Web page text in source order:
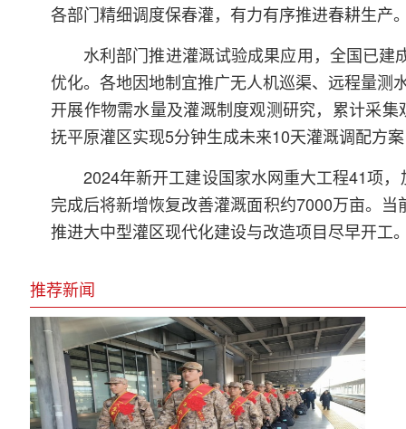
各部门精细调度保春灌，有力有序推进春耕生产
水利部门推进灌溉试验成果应用，全国已
优化。各地因地制宜推广无人机巡渠、远程量测
开展作物需水量及灌溉制度观测研究，累计采
抚平原灌区实现5分钟生成未来10天灌溉调配方
2024年新开工建设国家水网重大工程41项
完成后将新增恢复改善灌溉面积约7000万亩。
推进大中型灌区现代化建设与改造项目尽早开工
推荐新闻